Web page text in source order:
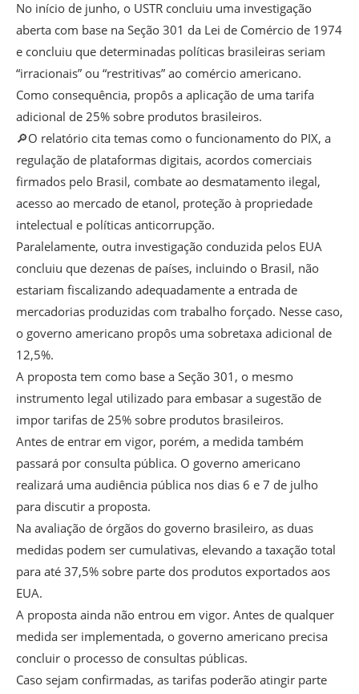
No início de junho, o USTR concluiu uma investigação
aberta com base na Seção 301 da Lei de Comércio de 1974
e concluiu que determinadas políticas brasileiras seriam
“irracionais” ou “restritivas” ao comércio americano.
Como consequência, propôs a aplicação de uma tarifa
adicional de 25% sobre produtos brasileiros.
🔎O relatório cita temas como o funcionamento do PIX, a
regulação de plataformas digitais, acordos comerciais
firmados pelo Brasil, combate ao desmatamento ilegal,
acesso ao mercado de etanol, proteção à propriedade
intelectual e políticas anticorrupção.
Paralelamente, outra investigação conduzida pelos EUA
concluiu que dezenas de países, incluindo o Brasil, não
estariam fiscalizando adequadamente a entrada de
mercadorias produzidas com trabalho forçado. Nesse caso,
o governo americano propôs uma sobretaxa adicional de
12,5%.
A proposta tem como base a Seção 301, o mesmo
instrumento legal utilizado para embasar a sugestão de
impor tarifas de 25% sobre produtos brasileiros.
Antes de entrar em vigor, porém, a medida também
passará por consulta pública. O governo americano
realizará uma audiência pública nos dias 6 e 7 de julho
para discutir a proposta.
Na avaliação de órgãos do governo brasileiro, as duas
medidas podem ser cumulativas, elevando a taxação total
para até 37,5% sobre parte dos produtos exportados aos
EUA.
A proposta ainda não entrou em vigor. Antes de qualquer
medida ser implementada, o governo americano precisa
concluir o processo de consultas públicas.
Caso sejam confirmadas, as tarifas poderão atingir parte